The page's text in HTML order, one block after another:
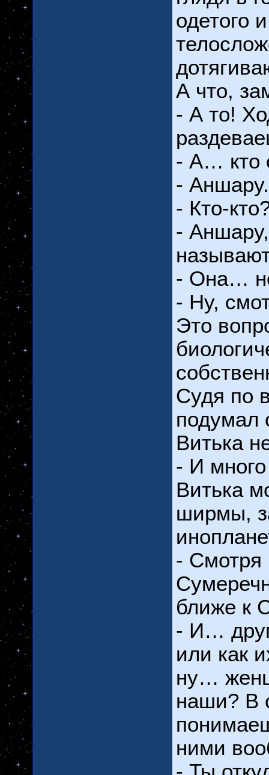
одетого
А что,
- А то!
- А… кто
- Аншару.
- Кто-
-
- Она…
- Ну,
Это
Судя по
подумал
Витька
- И
Витька
ширмы,
- Смотря
ближе к
- И…
или как
ну…
наши? В
ними